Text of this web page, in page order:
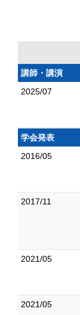
講師・講演
2025/07
学会発表
2016/05
2017/11
2021/05
2021/05